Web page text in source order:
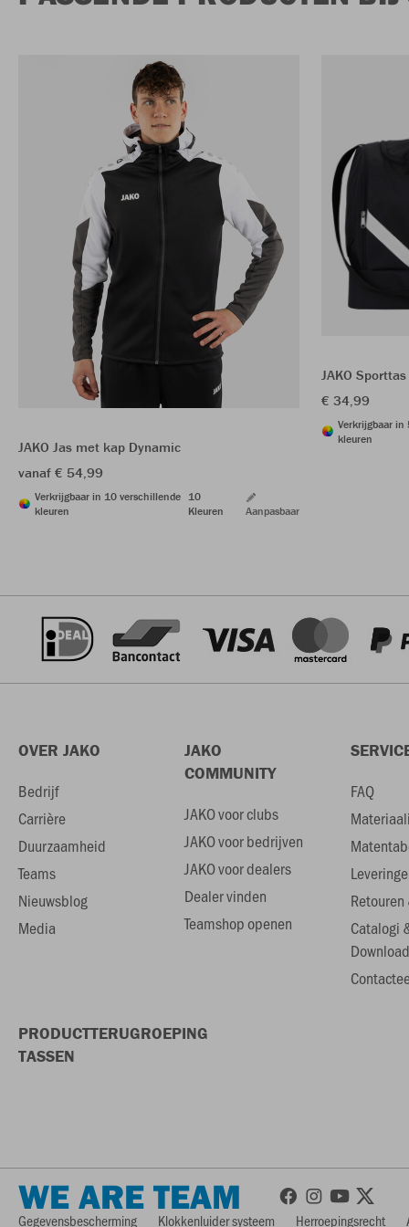
JAKO Jas met kap Dynamic
vanaf € 54,99
Verkrijgbaar in 10 verschillende
kleuren
10
Kleuren
Aanpasbaar
JAKO
€ 34,99
Verkrijgbaar in
kleuren
OVER JAKO
Bedrijf
Carrière
Duurzaamheid
Teams
Nieuwsblog
Media
JAKO
COMMUNITY
JAKO voor clubs
JAKO voor bedrijven
JAKO voor dealers
Dealer vinden
Teamshop openen
FAQ
Catalogi
PRODUCTTERUGROEPING
TASSEN
WE ARE TEAM
Gegevensbescherming Klokkenluider systeem Herroepingsrecht